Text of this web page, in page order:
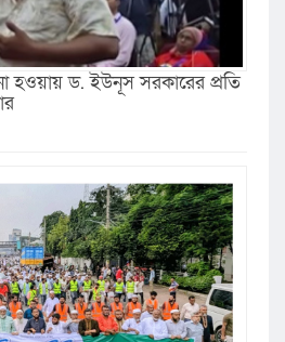
হওয়ায় ড. ইউনূস সরকারের প্রতি